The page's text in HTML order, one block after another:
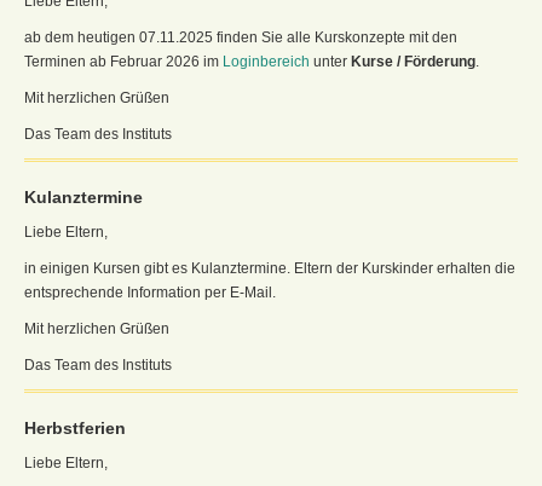
ab dem heutigen 07.11.2025 finden Sie alle Kurskonzepte mit den
Terminen ab Februar 2026 im Loginbereich unter Kurse / Förderung
Mit herzlichen Grüßen
Das Team des Instituts
Kulanztermine
Liebe Eltern,
in einigen Kursen gibt es Kulanztermine. Eltern der Kurskinder erhalten die
entsprechende Information per E-Mail.
Mit herzlichen Grüßen
Das Team des Instituts
Herbstferien
Liebe Eltern,